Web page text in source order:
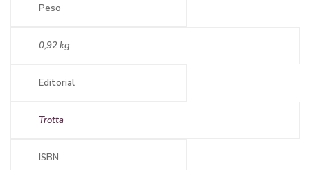
Peso
0,92 kg
Editorial
Trotta
ISBN